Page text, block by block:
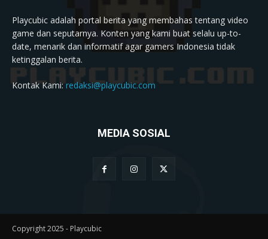
Playcubic adalah portal berita yang membahas tentang video
game dan seputarnya. Konten yang kami buat selalu up-to-
date, menarik dan informatif agar gamers Indonesia tidak
ketinggalan berita.
Kontak Kami:redaksi@playcubic.com
MEDIA SOSIAL
Copyright 2025 - Playcubic